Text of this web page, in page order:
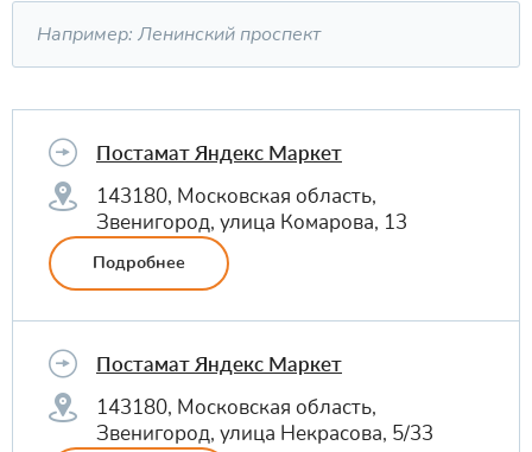
Постамат Яндекс Маркет
143180, Московская область,
Звенигород, улица Комарова, 13
Подробнее
Постамат Яндекс Маркет
143180, Московская область,
Звенигород, улица Некрасова, 5/33